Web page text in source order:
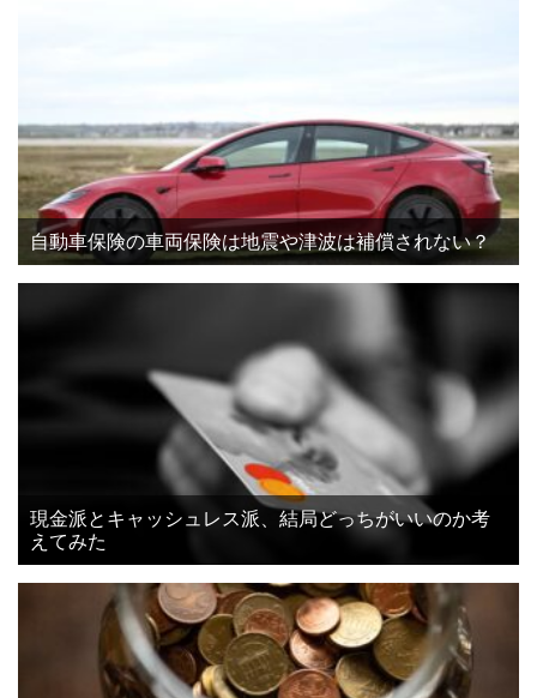
自動車保険の車両保険は地震や津波は補償されない？
現金派とキャッシュレス派、結局どっちがいいのか考
えてみた